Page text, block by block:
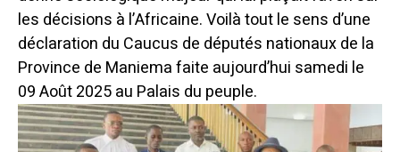
les décisions à l’Africaine. Voilà tout le sens d’une
déclaration du Caucus de députés nationaux de la
Province de Maniema faite aujourd’hui samedi le
09 Août 2025 au Palais du peuple.